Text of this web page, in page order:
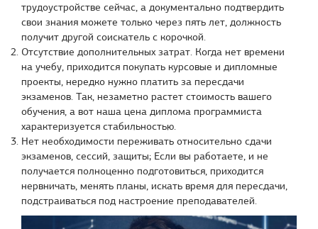
трудоустройстве сейчас, а документально подтвердить
свои знания можете только через пять лет, должность
получит другой соискатель с корочкой.
Отсутствие дополнительных затрат. Когда нет времени
на учебу, приходится покупать курсовые и дипломные
проекты, нередко нужно платить за пересдачи
экзаменов. Так, незаметно растет стоимость вашего
обучения, а вот наша цена диплома программиста
характеризуется стабильностью.
Нет необходимости переживать относительно сдачи
экзаменов, сессий, защиты; Если вы работаете, и не
получается полноценно подготовиться, приходится
нервничать, менять планы, искать время для пересдачи,
подстраиваться под настроение преподавателей.